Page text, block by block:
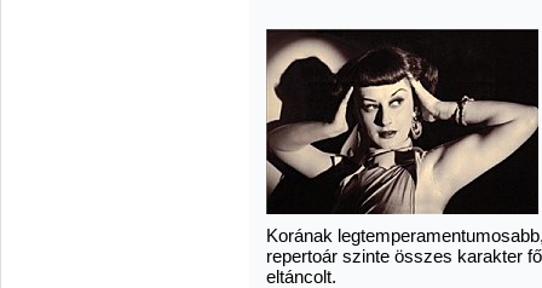
Korának
repertoár szinte összes karakter
eltáncolt.